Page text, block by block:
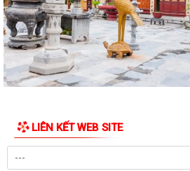
LIÊN KẾT WEB SITE